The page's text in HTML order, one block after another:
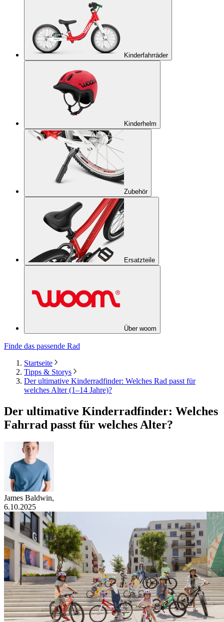
Kinderfahrräder
Kinderhelm
Zubehör
Ersatzteile
Über woom
Finde das passende Rad
Startseite
Tipps & Storys
Der ultimative Kinderradfinder: Welches Rad passt für
welches Alter (1–14 Jahre)?
Der ultimative Kinderradfinder: Welches
Fahrrad passt für welches Alter?
James Baldwin,
6.10.2025